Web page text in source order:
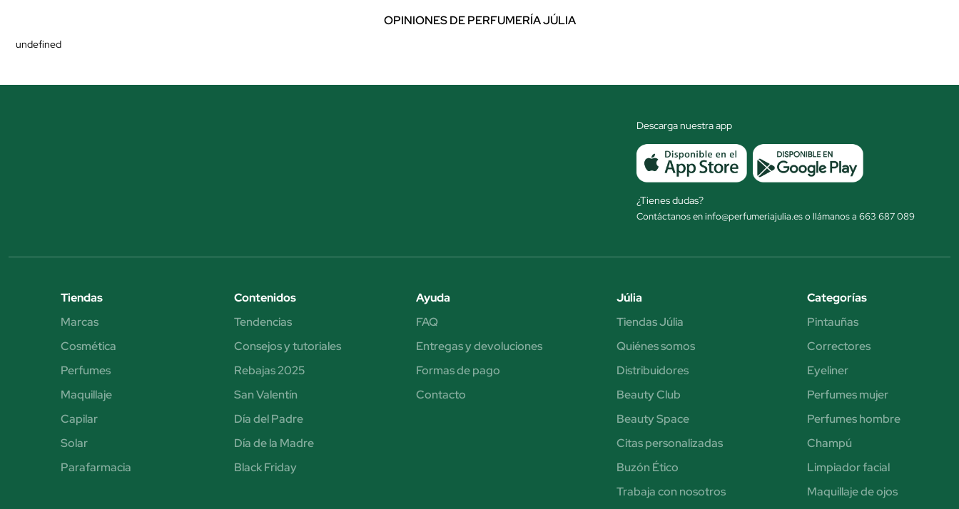
OPINIONES DE PERFUMERÍA JÚLIA
undefined
Descarga nuestra app
¿Tienes dudas?
Contáctanos en info@perfumeriajulia.es o llámanos a 663 687 089
Tiendas
Marcas
Cosmética
Perfumes
Maquillaje
Capilar
Solar
Parafarmacia
Contenidos
Tendencias
Consejos y tutoriales
Rebajas 2025
San Valentín
Día del Padre
Día de la Madre
Black Friday
Ayuda
FAQ
Entregas y devoluciones
Formas de pago
Contacto
Júlia
Tiendas Júlia
Quiénes somos
Distribuidores
Beauty Club
Beauty Space
Citas personalizadas
Buzón Ético
Trabaja con nosotros
Categorías
Pintauñas
Correctores
Eyeliner
Perfumes mujer
Perfumes hombre
Champú
Limpiador facial
Maquillaje de ojos